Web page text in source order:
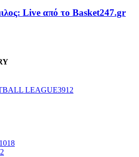
Live από το Basket247.gr
LEAGUE3912
1018